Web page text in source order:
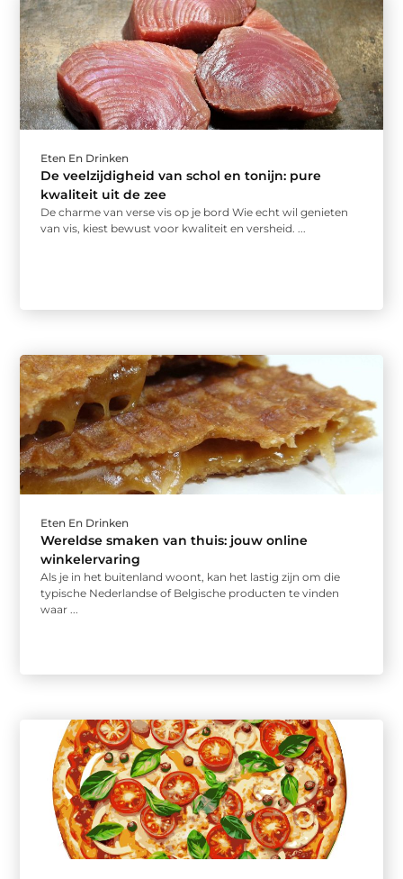
Eten En Drinken
De veelzijdigheid van schol en tonijn: pure
kwaliteit uit de zee
De charme van verse vis op je bord Wie echt wil genieten
van vis, kiest bewust voor kwaliteit en versheid. ...
Eten En Drinken
Wereldse smaken van thuis: jouw online
winkelervaring
Als je in het buitenland woont, kan het lastig zijn om die
typische Nederlandse of Belgische producten te vinden
waar ...